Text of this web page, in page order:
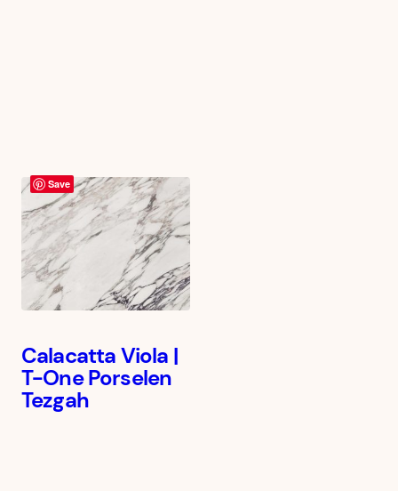
Save
Calacatta Viola |
T-One Porselen
Tezgah